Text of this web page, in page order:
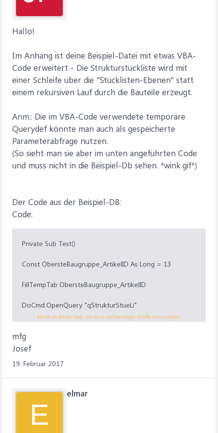
Hallo!
Im Anhang ist deine Beispiel-Datei mit etwas VBA-
Code erweitert - Die Strukturstückliste wird mit
einer Schleife über die "Stücklisten-Ebenen" statt
einem rekursiven Lauf durch die Bauteile erzeugt.
Anm.: Die im VBA-Code verwendete temporäre
Querydef könnte man auch als gespeicherte
Parameterabfrage nutzen.
(So sieht man sie aber im unten angeführten Code
und muss nicht in die Beispiel-Db sehen. *wink.gif*)
Der Code aus der Beispiel-DB:
Code:
Private Sub Test()
Const ObersteBaugruppe_ArtikelID As Long = 13
FillTempTab ObersteBaugruppe_ArtikelID
DoCmd.OpenQuery "qStrukturStueLi"
CurrentDb.Execute "delete from TEMP_StrukturStueLi"
CurrentDb.Execute "insert into TEMP_StrukturStueLi
(StrukturCode, StrukturLevel, ID_Artikel,
Klicke in dieses Feld, um es in vollständiger Größe anzuzeigen.
mfg
Josef
19. Februar 2017
E
elmar